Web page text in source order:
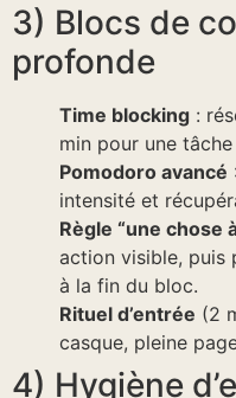
3) Blocs de
profonde
Time blocking :
min pour une
Pomodoro avancé
intensité et
Règle “une chose
action visible, puis
à la fin du bloc.
Rituel d’entrée (2
casque, pleine
4) Hygiène